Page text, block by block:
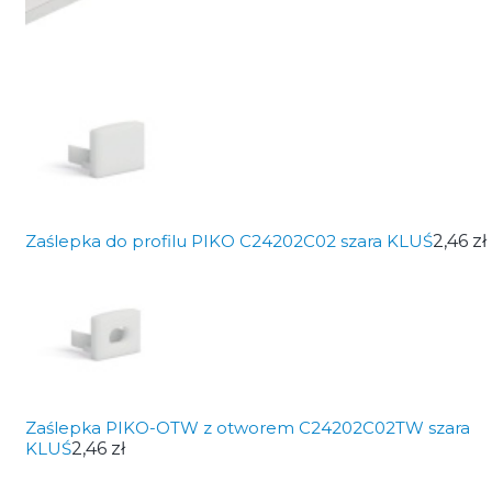
Zaślepka do profilu PIKO C24202C02 szara KLUŚ2,46 zł
Zaślepka PIKO-OTW z otworem C24202C02TW szara
KLUŚ2,46 zł